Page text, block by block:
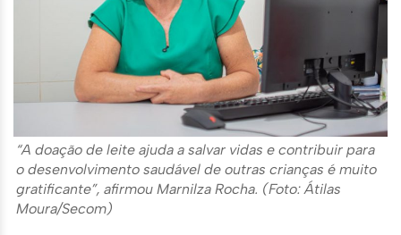
“A doação de leite ajuda a salvar vidas e contribuir para
o desenvolvimento saudável de outras crianças é muito
gratificante”, afirmou Marnilza Rocha. (Foto: Átilas
Moura/Secom)